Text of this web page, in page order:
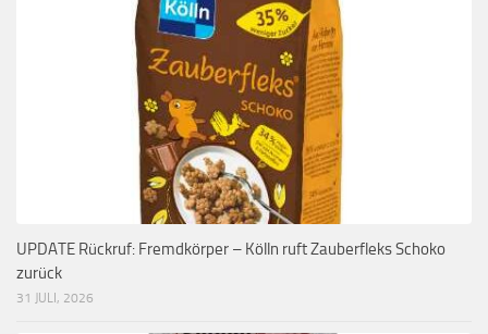
UPDATE Rückruf: Fremdkörper – Kölln ruft Zauberfleks Schoko
zurück
31 JULI, 2026